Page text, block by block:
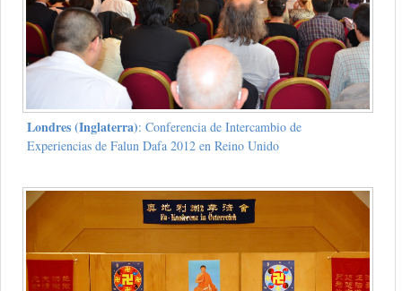
Londres (Inglaterra): Conferencia de Intercambio de
Experiencias de Falun Dafa 2012 en Reino Unido